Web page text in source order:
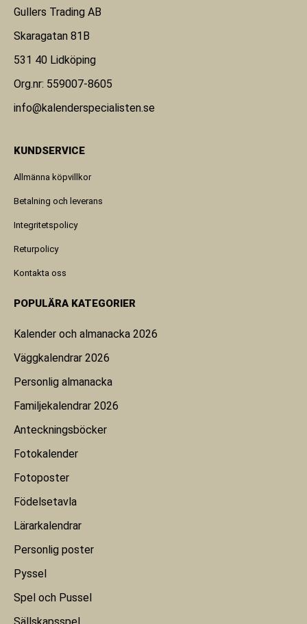
Gullers Trading AB
Skaragatan 81B
531 40 Lidköping
Org.nr: 559007-8605
info@kalenderspecialisten.se
KUNDSERVICE
Allmänna köpvillkor
Betalning och leverans
Integritetspolicy
Returpolicy
Kontakta oss
POPULÄRA KATEGORIER
Kalender och almanacka 2026
Väggkalendrar 2026
Personlig almanacka
Familjekalendrar 2026
Anteckningsböcker
Fotokalender
Fotoposter
Födelsetavla
Lärarkalendrar
Personlig poster
Pyssel
Spel och Pussel
Sällskapsspel